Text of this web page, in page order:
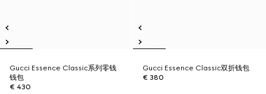
Gucci Essence Classic系列零钱
钱包
€ 430
Gucci Essence Classic双折钱包
€ 380